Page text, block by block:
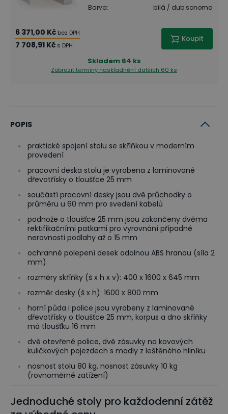
Barva: bílá / dub sonoma
6 371,00 Kč bez DPH
7 708,91 Kč s DPH
Koupit
Skladem 64 ks
Zobrazit termíny naskladnění dalších 60 ks
POPIS
praktické spojení stolu se skříňkou v moderním
provedení
pracovní deska stolu je vyrobena z laminované
dřevotřísky o tloušťce 25 mm
součástí pracovní desky jsou dvě průchodky o
průměru u 60 mm pro svedení kabelů
podnože o tloušťce 25 mm jsou zakončeny dvěma
rektifikačními patkami pro vyrovnání případné
nerovnosti podlahy až o 15 mm
ochranné polepení desek odolnou ABS hranou (síla 2
mm)
rozměry skříňky (š x h x v): 400 x 1600 x 645 mm
rozměr desky (š x h): 1600 x 800 mm
horní půda i police jsou vyrobeny z laminované
dřevotřísky o tloušťce 25 mm, korpus a dno skříňky
má tloušťku 16 mm
dvě otevřené police, dvě zásuvky na kovových
kuličkových pojezdech s madly z leštěného hliníku
nosnost stolu 80 kg, nosnost zásuvky 10 kg
(rovnoměrné zatížení)
Jednoduché stoly pro každodenní zátěž